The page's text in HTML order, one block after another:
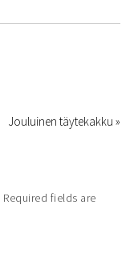
Jouluinen täytekakku »
Required fields are